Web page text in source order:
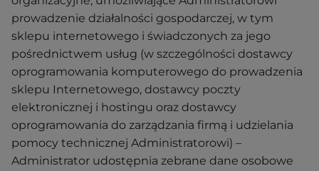
prowadzenie działalności gospodarczej, w tym
sklepu internetowego i świadczonych za jego
pośrednictwem usług (w szczególności dostawcy
oprogramowania komputerowego do prowadzenia
sklepu Internetowego, dostawcy poczty
elektronicznej i hostingu oraz dostawcy
oprogramowania do zarządzania firmą i udzielania
pomocy technicznej Administratorowi) –
Administrator udostępnia zebrane dane osobowe